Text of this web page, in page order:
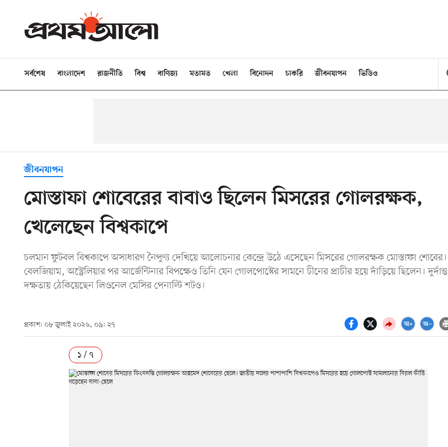
সর্বশেষ বাংলাদেশ রাজনীতি বিশ্ব বাণিজ্য মতামত খেলা বিনোদন চাকরি জীবনযাপন ভিডিও
জীবনযাপন
মোস্তাফা শোবেরের বাবাও ছিলেন মিসরের গোলরক্ষক,
খেলেছেন বিশ্বকাপে
চলমান ফুটবল বিশ্বকাপে অসাধারণ নৈপুণ্য দেখিয়ে আলোচনার কেন্দ্রে উঠে এসেছেন মিসরের গোলরক্ষক মোস্তাফা শোবের।
বেলজিয়াম, অস্ট্রেলিয়ার পর আর্জেন্টিনার বিপক্ষেও তিনি যেন গোলপোস্টের সামনে চীনের প্রাচীর হয়ে দাঁড়িয়ে ছিলেন। দুর্দান্ত
দক্ষতায় ঠেকিয়েছেন লিওনেল মেসির পেনাল্টি শটও।
প্রকাশ: ০৮ জুলাই ২০২৬, ০৯: ২৭
১ / ৭